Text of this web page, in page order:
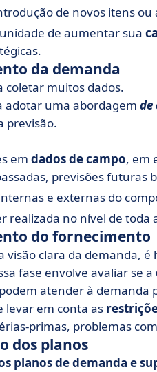
de novos itens
de aumentar sua
da demanda
coletar muitos dados.
adotar uma abordagem de
previsão.
em dados de campo, em
previsões futuras
e externas do
realizada no nível de
do fornecimento
visão clara da demanda,
fase envolve avaliar se a
atender à demanda
em conta as
primas, problemas
dos planos
planos de demanda e